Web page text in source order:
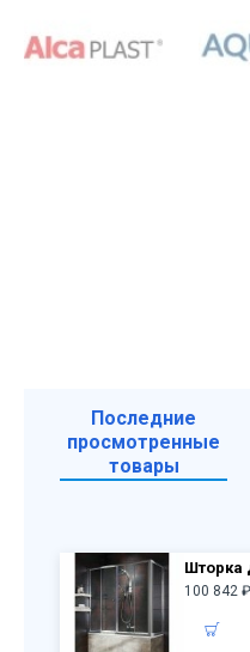
Последние
просмотренные
товары
100 842 ₽